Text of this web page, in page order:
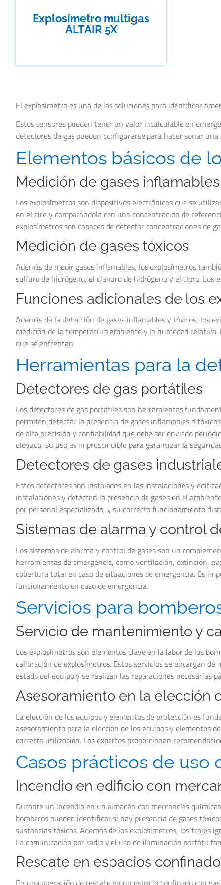
Explosímetro multigas
ALTAIR 5X
El explosímetro es una de las soluciones para identificar
Estos sensores pueden tener un valor incalculable en
detectores de gas pueden configurarse para hacer sonar
Elementos básicos de
Medición de gases inflamables
Los explosímetros son dispositivos electrónicos que se
en el aire y comparándola con una concentración de
explosímetros son capaces de detectar concentraciones de
Medición de gases tóxicos
Además de medir gases inflamables, los explosímetros
sulfuro de hidrógeno, el cianuro de hidrógeno y el cloro. Los
Funciones adicionales de los
Además de la detección de gases inflamables y tóxicos, los
medición de la temperatura ambiente y la humedad
que se enfrentan.
Herramientas para la
Detectores de gas portátiles
Los detectores de gas portátiles son herramientas
permiten detectar la presencia de gases inflamables o
de alta precisión y confiabilidad que debe ser enviado
elevado, su uso es imprescindible para garantizar la
Detectores de gases
Estos detectores son instalados en las instalaciones y
instalaciones y detectan la presencia de gases en el
por personal especializado, y su correcto funcionamiento
Sistemas de alarma y control
Los sistemas de alarma y control de gases son un
herramientas de emergencia, como ventilación, extinción,
cobertura total en caso de situaciones de emergencia. Es
funcionamiento en caso de emergencia.
Servicios para
Servicio de mantenimiento y
Los explosímetros son elementos clave en la labor de los
calibración de explosímetros. Estos servicios se encargan
estado del equipo y se realizan las reparaciones necesarias
Asesoramiento en la elección
La elección de los equipos y elementos de protección es
asesoramiento para la elección de los equipos y elementos
correcta utilización. Los expertos proporcionan
Casos prácticos de
Incendio en edificio con
Durante un incendio en un almacén con mercancías
bomberos pueden identificar si hay presencia de gases
sustancias tóxicas. Además de los explosímetros, los trajes
La comunicación por radio y el uso de iluminación portátil
Rescate en espacios